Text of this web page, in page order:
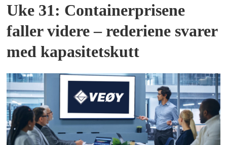
Uke 31: Containerprisene
faller videre – rederiene svarer
med kapasitetskutt